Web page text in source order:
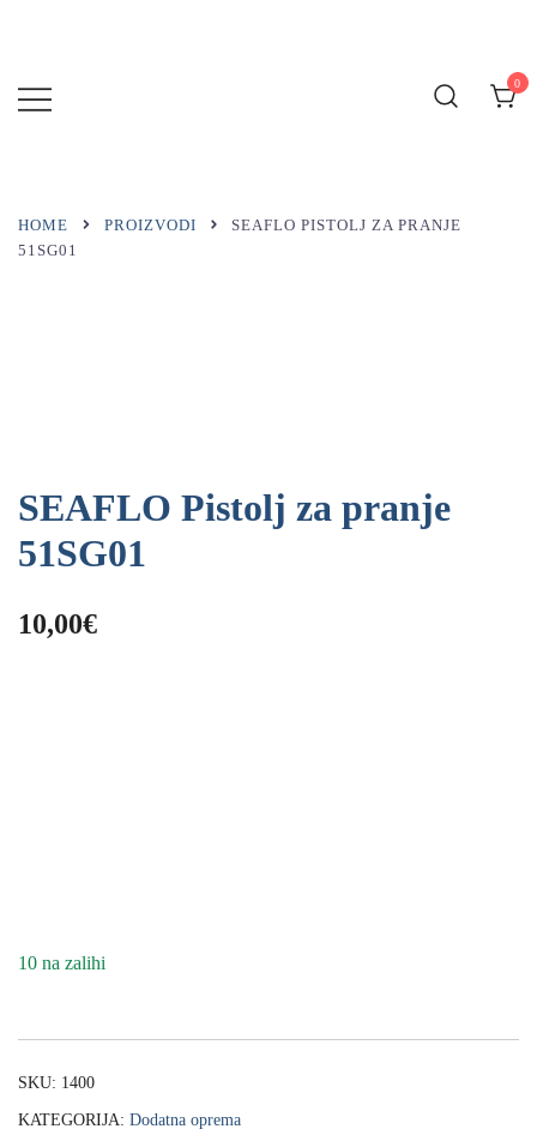
0
HOME PROIZVODI
SEAFLO PISTOLJ ZA PRANJE
51SG01
SEAFLO Pistolj za pranje
51SG01
10,00€
10 na zalihi
SKU: 1400
KATEGORIJA: Dodatna oprema